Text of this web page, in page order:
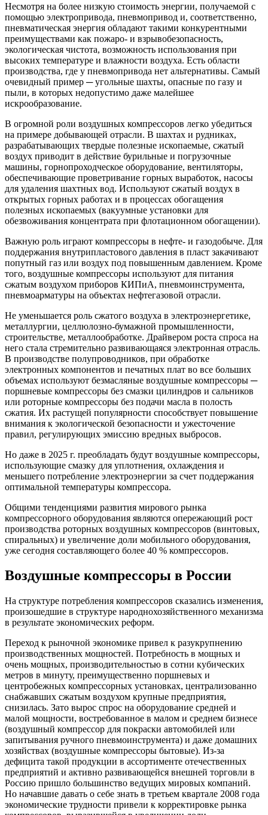
Несмотря на более низкую стоимость энергии, получаемой с
помощью электропривода, пневмопривод и, соответственно,
пневматическая энергия обладают такими конкурентными
преимуществами как пожаро- и взрывобезопасность,
экологическая чистота, возможность использования при
высоких температуре и влажности воздуха. Есть области
производства, где у пневмопривода нет альтернативы. Самый
очевидный пример ─ угольные шахты, опасные по газу и
пыли, в которых недопустимо даже малейшее
искрообразование.
В огромной роли воздушных компрессоров легко убедиться
на примере добывающей отрасли. В шахтах и рудниках,
разрабатывающих твердые полезные ископаемые, сжатый
воздух приводит в действие бурильные и погрузочные
машины, горнопроходческое оборудование, вентиляторы,
обеспечивающие проветривание горных выработок, насосы
для удаления шахтных вод. Используют сжатый воздух в
открытых горных работах и в процессах обогащения
полезных ископаемых (вакуумные установки для
обезвоживания концентрата при флотационном обогащении).
Важную роль играют компрессоры в нефте- и газодобыче. Для
поддержания внутрипластового давления в пласт закачивают
попутный газ или воздух под повышенным давлением. Кроме
того, воздушные компрессоры используют для питания
сжатым воздухом приборов КИПиА, пневмоинструмента,
пневмоарматуры на объектах нефтегазовой отрасли.
Не уменьшается роль сжатого воздуха в электроэнергетике,
металлургии, целлюлозно-бумажной промышленности,
строительстве, металлообработке. Драйвером роста спроса на
него стала стремительно развивающаяся электронная отрасль.
В производстве полупроводников, при обработке
электронных компонентов и печатных плат во все больших
объемах используют безмасляные воздушные компрессоры ─
поршневые компрессоры без смазки цилиндров и сальников
или роторные компрессоры без подачи масла в полость
сжатия. Их растущей популярности способствует повышение
внимания к экологической безопасности и ужесточение
правил, регулирующих эмиссию вредных выбросов.
Но даже в 2025 г. преобладать будут воздушные компрессоры,
использующие смазку для уплотнения, охлаждения и
меньшего потребление электроэнергии за счет поддержания
оптимальной температуры компрессора.
Общими тенденциями развития мирового рынка
компрессорного оборудования являются опережающий рост
производства роторных воздушных компрессоров (винтовых,
спиральных) и увеличение доли мобильного оборудования,
уже сегодня составляющего более 40 % компрессоров.
Воздушные компрессоры в России
На структуре потребления компрессоров сказались изменения,
произошедшие в структуре народнохозяйственного механизма
в результате экономических реформ.
Переход к рыночной экономике привел к разукрупнению
производственных мощностей. Потребность в мощных и
очень мощных, производительностью в сотни кубических
метров в минуту, преимущественно поршневых и
центробежных компрессорных установках, централизованно
снабжавших сжатым воздухом крупные предприятия,
снизилась. Зато вырос спрос на оборудование средней и
малой мощности, востребованное в малом и среднем бизнесе
(воздушный компрессор для покраски автомобилей или
запитывания ручного пневмоинструмента) и даже домашних
хозяйствах (воздушные компрессоры бытовые). Из-за
дефицита такой продукции в ассортименте отечественных
предприятий и активно развивающейся внешней торговли в
Россию пришло большинство ведущих мировых компаний.
Но начавшие давать о себе знать в третьем квартале 2008 года
экономические трудности привели к корректировке рынка